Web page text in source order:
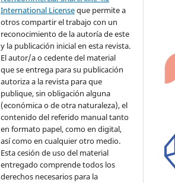
International Licenseque permite a
otros compartir el trabajo con un
reconocimiento de la autoría de este
y la publicación inicial en esta revista.
El autor/a o cedente del material
que se entrega para su publicación
autoriza a la revista para que
publique, sin obligación alguna
(económica o de otra naturaleza), el
contenido del referido manual tanto
en formato papel, como en digital,
así como en cualquier otro medio.
Esta cesión de uso del material
entregado comprende todos los
derechos necesarios para la